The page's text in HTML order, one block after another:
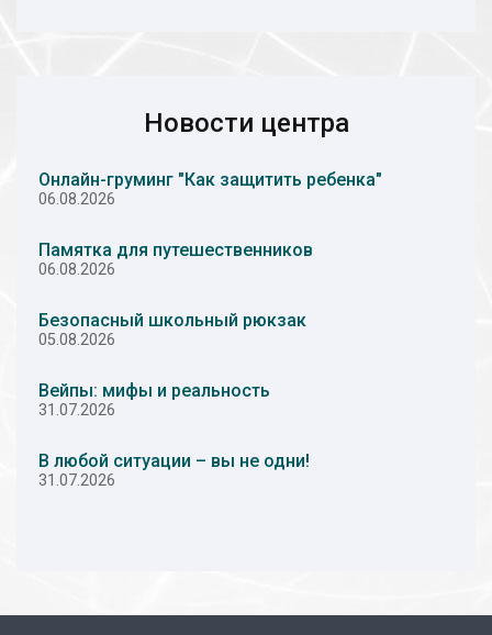
Новости центра
Онлайн-груминг "Как защитить ребенка"
06.08.2026
Памятка для путешественников
06.08.2026
Безопасный школьный рюкзак
05.08.2026
Вейпы: мифы и реальность
31.07.2026
В любой ситуации – вы не одни!
31.07.2026